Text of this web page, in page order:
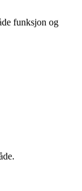
funksjon og